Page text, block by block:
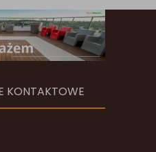
KONTAKTOWE